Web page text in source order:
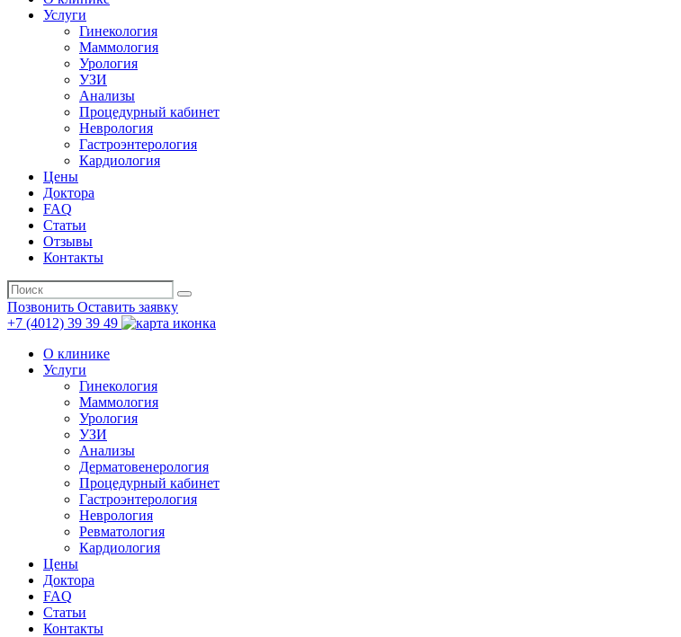
Услуги
Гинекология
Маммология
Урология
УЗИ
Анализы
Процедурный кабинет
Неврология
Гастроэнтерология
Кардиология
Цены
Доктора
FAQ
Статьи
Отзывы
Контакты
Позвонить Оставить заявку
+7 (4012) 39 39 49
О клинике
Услуги
Гинекология
Маммология
Урология
УЗИ
Анализы
Дерматовенерология
Процедурный кабинет
Гастроэнтерология
Неврология
Ревматология
Кардиология
Цены
Доктора
FAQ
Статьи
Контакты